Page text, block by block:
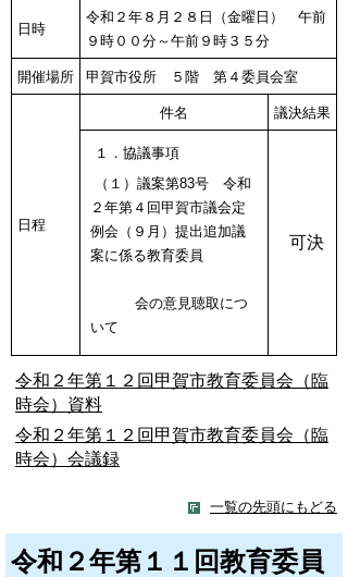
日時
令和２年８月２８日（金曜日） 午前
９時００分～午前９時３５分
開催場所 甲賀市役所 ５階 第４委員会室
日程
件名 議決結果
１．協議事項
（１）議案第83号 令和
２年第４回甲賀市議会定
例会（９月）提出追加議
案に係る教育委員
会の意見聴取につ
いて
可決
令和２年第１２回甲賀市教育委員会（臨
時会）資料
令和２年第１２回甲賀市教育委員会（臨
時会）会議録
一覧の先頭にもどる
令和２年第１１回教育委員